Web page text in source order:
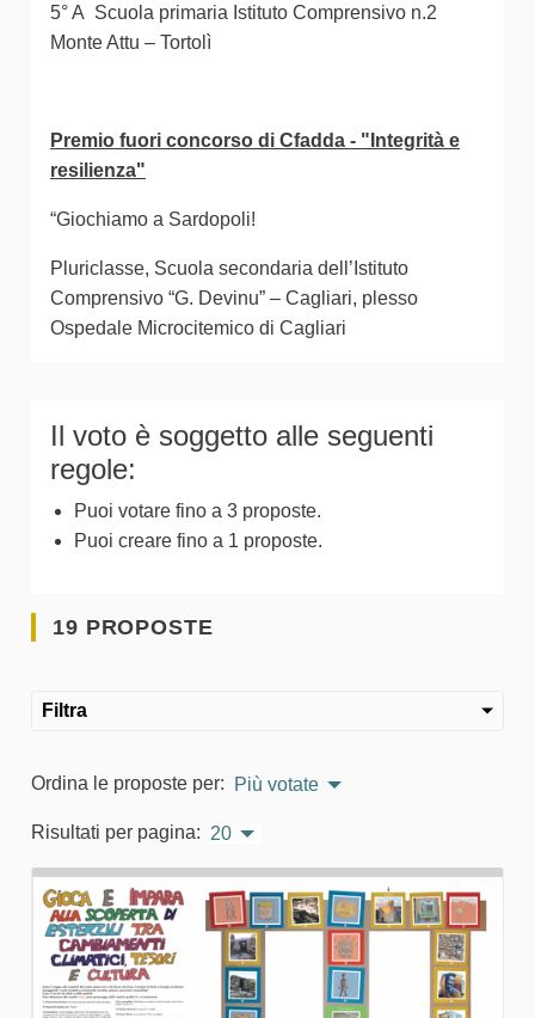
5° A Scuola primaria Istituto Comprensivo n.2
Monte Attu – Tortolì
Premio fuori concorso di Cfadda - "Integrità e
resilienza"
“Giochiamo a Sardopoli!
Pluriclasse, Scuola secondaria dell’Istituto
Comprensivo “G. Devinu” – Cagliari, plesso
Ospedale Microcitemico di Cagliari
Il voto è soggetto alle seguenti
regole:
Puoi votare fino a 3 proposte.
Puoi creare fino a 1 proposte.
19 PROPOSTE
Filtra
Ordina le proposte per: Più votate
Risultati per pagina: 20